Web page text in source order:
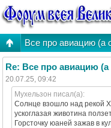
Все про авиацию (а
Re: Все про авиацию
20.07.25, 09:42
Мухельзон писал(а):
Солнце взошло над рекой
ускоглазая животина
Горсточку юаней зажав в